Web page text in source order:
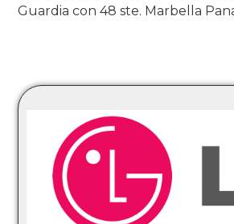
Guardia con 48 ste. Marbella